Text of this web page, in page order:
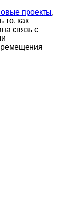
проекты,
то, как
связь с